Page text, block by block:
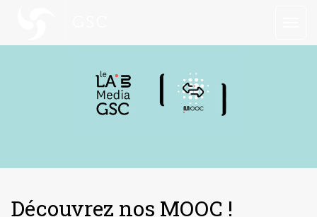
Découvrez nos MOOC !